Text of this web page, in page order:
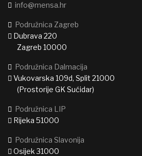
info@mensa.hr
Podružnica Zagreb
Dubrava 220
Zagreb 10000
Podružnica Dalmacija
Vukovarska 109d, Split 21000
(Prostorije GK Sućidar)
Podružnica LIP
Rijeka 51000
Podružnica Slavonija
Osijek 31000